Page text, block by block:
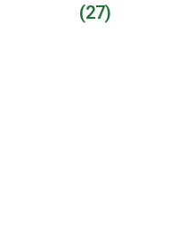
(27)